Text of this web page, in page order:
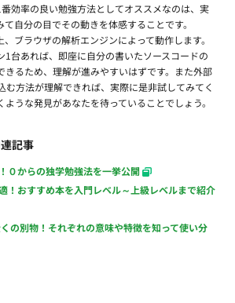
効率の良い勉強方法としてオススメなのは、実
自分の目でその動きを体感することです。
ブラウザの解析エンジンによって動作します。
1台あれば、即座に自分の書いたソースコードの
きるため、理解が進みやすいはずです。また外部
む方法が理解できれば、実際に是非試してみてく
うな発見があなたを待っていることでしょう。
記事
０からの独学勉強法を一挙公開
おすすめ本を入門レベル～上級レベルまで紹介
別物！それぞれの意味や特徴を知って使い分